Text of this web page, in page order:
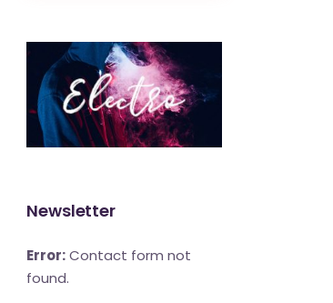
Newsletter
Error:Contact form not
found.